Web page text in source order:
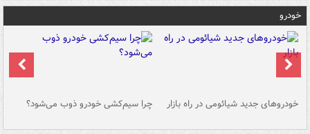
خودرو
خودروهای جدید شیائومی در راه بازار چرا سیم‌کشی خودرو ذوب می‌شود؟